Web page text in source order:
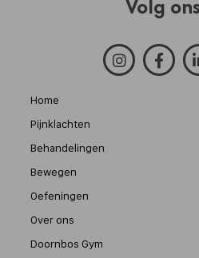
Volg
Home
Pijnklachten
Behandelingen
Bewegen
Oefeningen
Over ons
Doornbos Gym